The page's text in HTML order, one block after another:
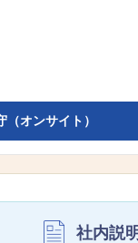
オンサイト）
社内説